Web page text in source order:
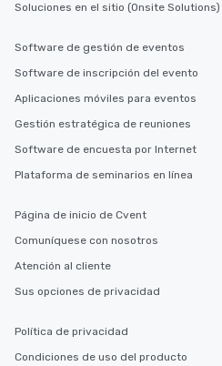
Soluciones en el sitio (Onsite Solutions)
Software de gestión de eventos
Software de inscripción del evento
Aplicaciones móviles para eventos
Gestión estratégica de reuniones
Software de encuesta por Internet
Plataforma de seminarios en línea
Página de inicio de Cvent
Comuníquese con nosotros
Atención al cliente
Sus opciones de privacidad
Política de privacidad
Condiciones de uso del producto